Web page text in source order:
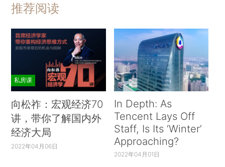
推荐阅读
私房课
向松祚：宏观经济70
讲，带你了解国内外
经济大局
2022年04月06日
In Depth: As
Tencent Lays Off
Staff, Is Its ‘Winter’
Approaching?
2022年04月01日